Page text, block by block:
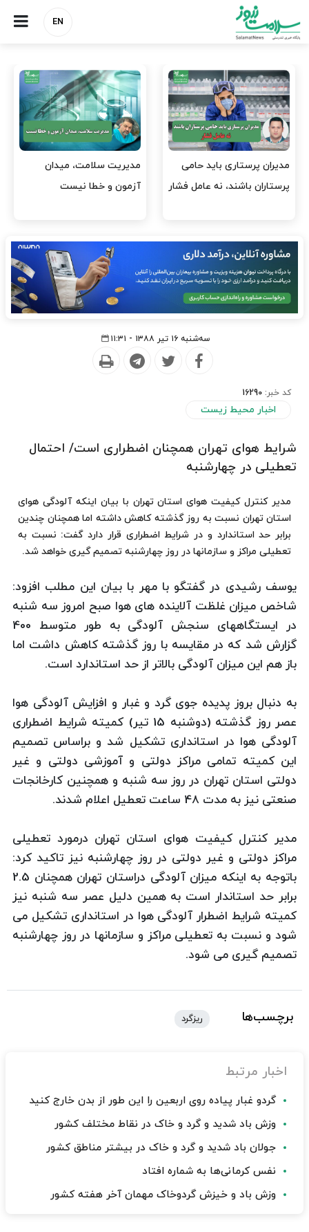
EN
وقت وزیر بهداشت باید صرف
افتتاح پروژه‌ها شود؟
واردات دارو و کالاهای اساسی
باید در اولویت تخصیص ارز
سه‌شنبه ۱۶ تیر ۱۳۸۸ - ۱۱:۳۱
کد خبر: 16290
اخبار محیط زیست
شرایط هوای تهران همچنان اضطراری است/ احتمال
تعطیلی در چهارشنبه
مدیر کنترل کیفیت هوای استان تهران با بیان اینکه آلودگی هوای
استان تهران نسبت به روز گذشته کاهش داشته اما همچنان چندین
برابر حد استاندارد و در شرایط اضطراری قرار دارد گفت: نسبت به
تعطیلی مراکز و سازمانها در روز چهارشنبه تصمیم گیری خواهد شد.
یوسف رشیدی در گفتگو با مهر با بیان این مطلب افزود:
شاخص میزان غلظت آلاینده های هوا صبح امروز سه شنبه
در ایستگاههای سنجش آلودگی به طور متوسط 400
گزارش شد که در مقایسه با روز گذشته کاهش داشت اما
باز هم این میزان آلودگی بالاتر از حد استاندارد است.
به دنبال بروز پدیده جوی گرد و غبار و افزایش آلودگی هوا
عصر روز گذشته (دوشنبه 15 تیر) کمیته شرایط اضطراری
آلودگی هوا در استانداری تشکیل شد و براساس تصمیم
این کمیته تمامی مراکز دولتی و آموزشی دولتی و غیر
دولتی استان تهران در روز سه شنبه و همچنین کارخانجات
صنعتی نیز به مدت 48 ساعت تعطیل اعلام شدند.
مدیر کنترل کیفیت هوای استان تهران درمورد تعطیلی
مراکز دولتی و غیر دولتی در روز چهارشنبه نیز تاکید کرد:
باتوجه به اینکه میزان آلودگی دراستان تهران همچنان 2.5
برابر حد استاندار است به همین دلیل عصر سه شنبه نیز
کمیته شرایط اضطرار آلودگی هوا در استانداری تشکیل می
شود و نسبت به تعطیلی مراکز و سازمانها در روز چهارشنبه
تصمیم گیری می شود.
برچسب‌ها ریزگرد
اخبار مرتبط
گردو غبار پیاده روی اربعین را این طور از بدن خارج کنید
وزش باد شدید و گرد و خاک در نقاط مختلف کشور
جولان باد شدید و گرد و خاک در بیشتر مناطق کشور
نفس کرمانی‌ها به شماره افتاد
وزش باد و خیزش گردوخاک مهمان آخر هفته کشور